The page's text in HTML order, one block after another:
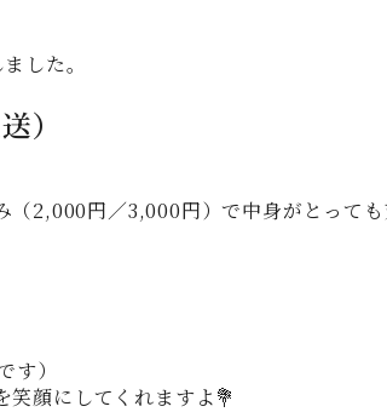
した。
）
（2,000円／3,000円）で中身がとって
）
顔にしてくれますよ💐